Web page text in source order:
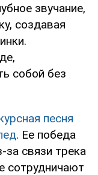
звучание,
создавая
собой без
песня
. Ее победа
связи трека
сотрудничают